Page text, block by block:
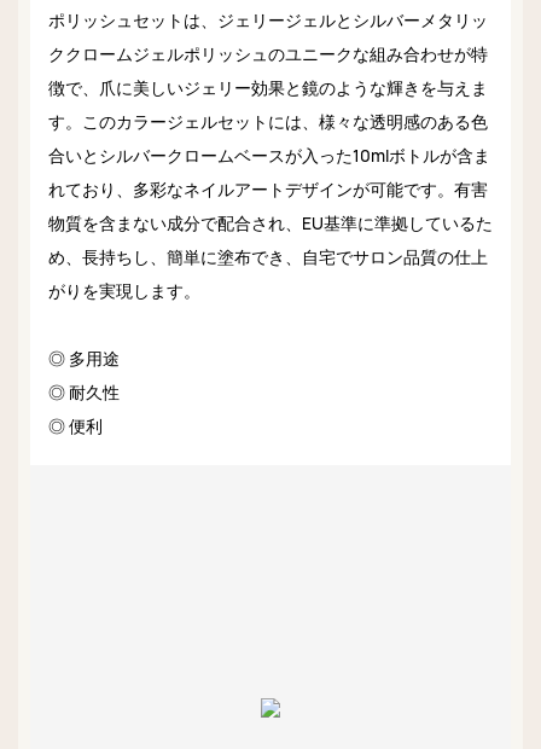
ポリッシュセットは、ジェリージェルとシルバーメタリッ
ククロームジェルポリッシュのユニークな組み合わせが特
徴で、爪に美しいジェリー効果と鏡のような輝きを与えま
す。このカラージェルセットには、様々な透明感のある色
合いとシルバークロームベースが入った10mlボトルが含ま
れており、多彩なネイルアートデザインが可能です。有害
物質を含まない成分で配合され、EU基準に準拠しているた
め、長持ちし、簡単に塗布でき、自宅でサロン品質の仕上
がりを実現します。
◎ 多用途
◎ 耐久性
◎ 便利